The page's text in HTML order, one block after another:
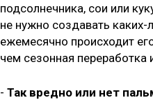
подсолнечника, сои или
не нужно создавать
ежемесячно происходит
чем сезонная переработка
- Так вредно или нет